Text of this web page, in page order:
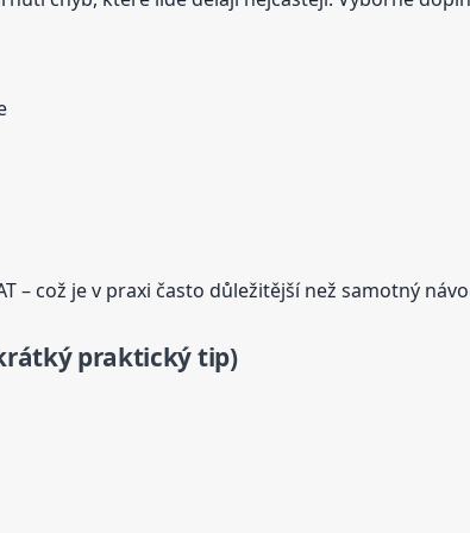
– což je v praxi často důležitější než samotný
praktický tip)